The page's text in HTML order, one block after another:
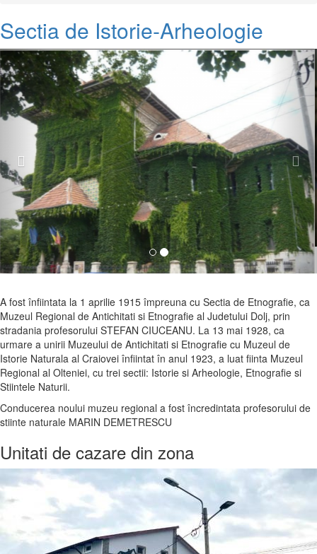
Sectia de Istorie-Arheologie
Anterior
A fost înfiintata la 1 aprilie 1915 împreuna cu Sectia de Etnografie, ca
stradania profesorului STEFAN CIUCEANU. La 13 mai 1928, ca
urmare a unirii Muzeului de Antichitati si Etnografie cu Muzeul de
Istorie Naturala al Craiovei înfiintat în anul 1923, a luat fiinta Muzeul
Regional al Olteniei, cu trei sectii: Istorie si Arheologie, Etnografie si
Stiintele Naturii.
Conducerea noului muzeu regional a fost încredintata profesorului de
stiinte naturale MARIN DEMETRESCU
Unitati de cazare din zona